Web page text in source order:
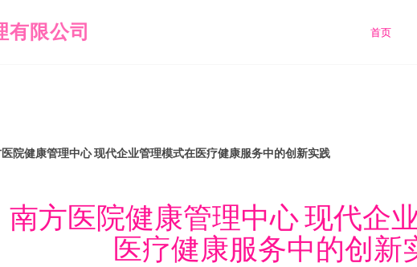
有限公司 首页
院健康管理中心 现代企业管理模式在医疗健康服务中的创新实践
南方医院健康管理中心 现代企
医疗健康服务中的创新